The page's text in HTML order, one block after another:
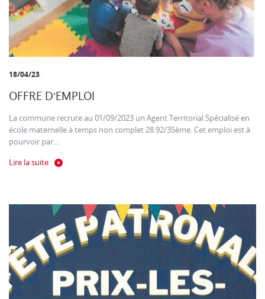
18/04/23
OFFRE D'EMPLOI
La commune recrute au 01/09/2023 un Agent Territorial Spécialisé en
école maternelle à temps non complet 28.92/35ème. Cet emploi est à
pourvoir par...
Lire la suite